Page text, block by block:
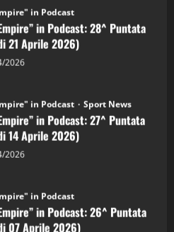
in Podcast: 28^ Puntata
21 Aprile 2026)
2026
in Podcast: 27^ Puntata
14 Aprile 2026)
2026
in Podcast: 26^ Puntata
07 Aprile 2026)